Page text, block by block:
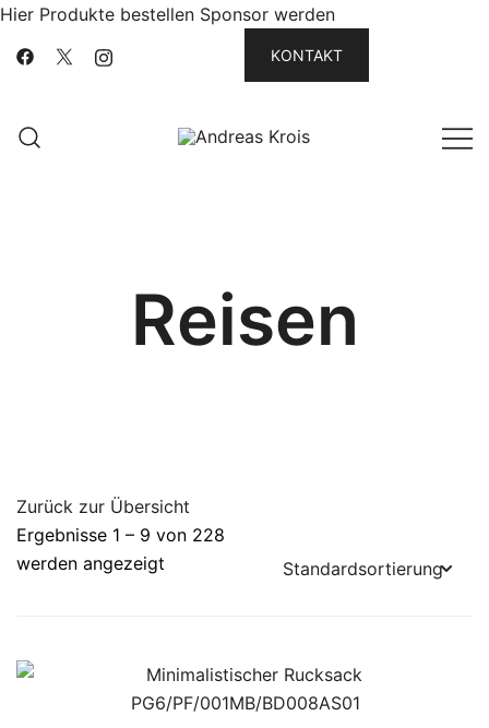
Hier Produkte bestellen Sponsor werden
KONTAKT
Reisen
Zurück zur Übersicht
Ergebnisse 1 – 9 von 228
werden angezeigt